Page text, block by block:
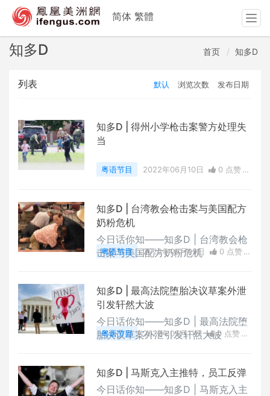
知多D 首页 知多D
列表 默认 浏览次数 发布日期
知多D | 得州小学枪击案警方处理失
当
粤语节目 2022年06月10日
0 点赞
知多D | 台湾教会枪击案与美国配方
奶粉危机
今日话你知——知多D | 台湾教会枪
击案与美国配方奶粉危机
粤语节目 2022年06月09日
0 点赞
知多D | 最高法院堕胎决议草案外泄
引发轩然大波
今日话你知——知多D | 最高法院堕
胎决议草案外泄引发轩然大波
粤语节目 2022年05月11日
0 点赞
知多D | 马斯克入主推特，员工反弹
今日话你知——知多D | 马斯克入主
简体 繁體
T
o
g
g
e
v
o